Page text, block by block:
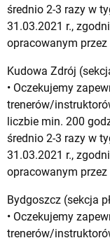
średnio 2-3 razy w
31.03.2021 r.,
opracowanym
Kudowa Zdrój
• Oczekujemy
trenerów/
liczbie min. 200
średnio 2-3 razy w
31.03.2021 r.,
opracowanym
Bydgoszcz (sekcja
• Oczekujemy
trenerów/